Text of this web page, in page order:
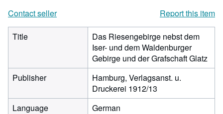
Contact seller
Report this item
Title
Das Riesengebirge nebst dem
Iser- und dem Waldenburger
Gebirge und der Grafschaft Glatz
Publisher
Hamburg, Verlagsanst. u.
Druckerei 1912/13
Language
German